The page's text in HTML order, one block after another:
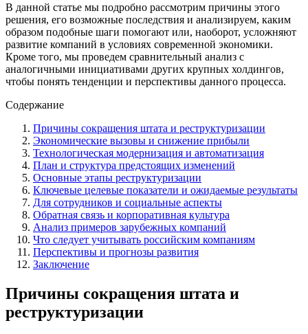
В данной статье мы подробно рассмотрим причины этого
решения, его возможные последствия и анализируем, каким
образом подобные шаги помогают или, наоборот, усложняют
развитие компаний в условиях современной экономики.
Кроме того, мы проведем сравнительный анализ с
аналогичными инициативами других крупных холдингов,
чтобы понять тенденции и перспективы данного процесса.
Содержание
Причины сокращения штата и реструктуризации
Экономические вызовы и снижение прибыли
Технологическая модернизация и автоматизация
План и структура предстоящих изменений
Основные этапы реструктуризации
Ключевые целевые показатели и ожидаемые результаты
Для сотрудников и социальные аспекты
Обратная связь и корпоративная культура
Анализ примеров зарубежных компаний
Что следует учитывать российским компаниям
Перспективы и прогнозы развития
Заключение
Причины сокращения штата и
реструктуризации